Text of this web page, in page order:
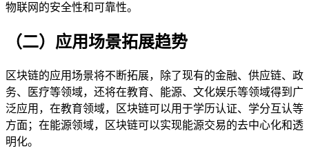
物联网的安全性和可靠性。
（二）应用场景拓展趋势
区块链的应用场景将不断拓展，除了现有的金融、供应链、政
务、医疗等领域，还将在教育、能源、文化娱乐等领域得到广
泛应用，在教育领域，区块链可以用于学历认证、学分互认等
方面；在能源领域，区块链可以实现能源交易的去中心化和透
明化。